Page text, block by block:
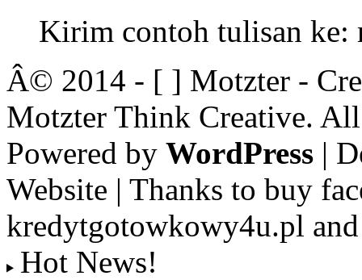
Kirim contoh tulisan ke:
Â© 2014 - [ ] Motzter -
Motzter Think Creative.
Powered by WordPress |
Website | Thanks to buy
kredytgotowkowy4u.pl
Hot News!